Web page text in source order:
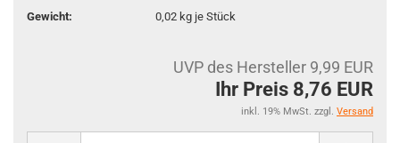
Gewicht:
0,02 kg je Stück
UVP des Hersteller 9,99 EUR
Ihr Preis 8,76 EUR
inkl. 19% MwSt. zzgl. Versand